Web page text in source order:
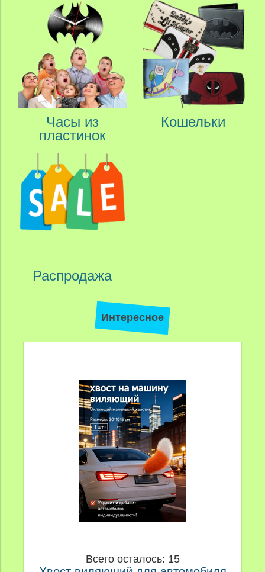
Часы из
пластинок
Кошельки
Распродажа
Интересное
Всего осталось: 15